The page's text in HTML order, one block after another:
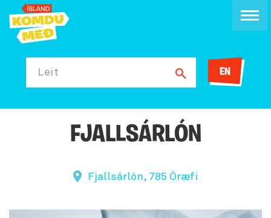
Leit EN
FJALLSÁRLÓN
Fjallsárlón, 785 Öræfi